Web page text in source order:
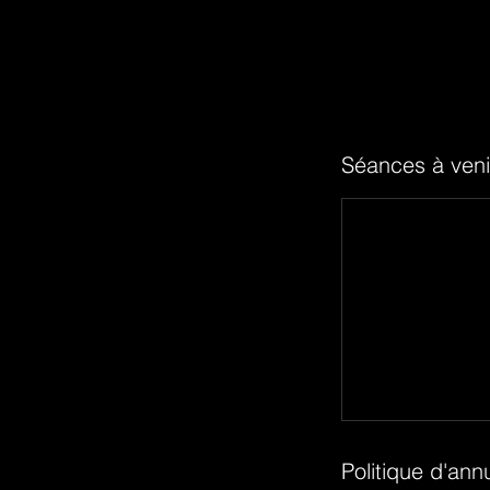
Séances à
Politique